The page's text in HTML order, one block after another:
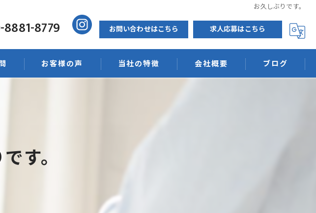
お久しぶりです。
8779 お問い合わせはこちら 求人応募はこちら
お客様の声 当社の特徴
ウィルス抗菌
会社概要 ブログ
す。